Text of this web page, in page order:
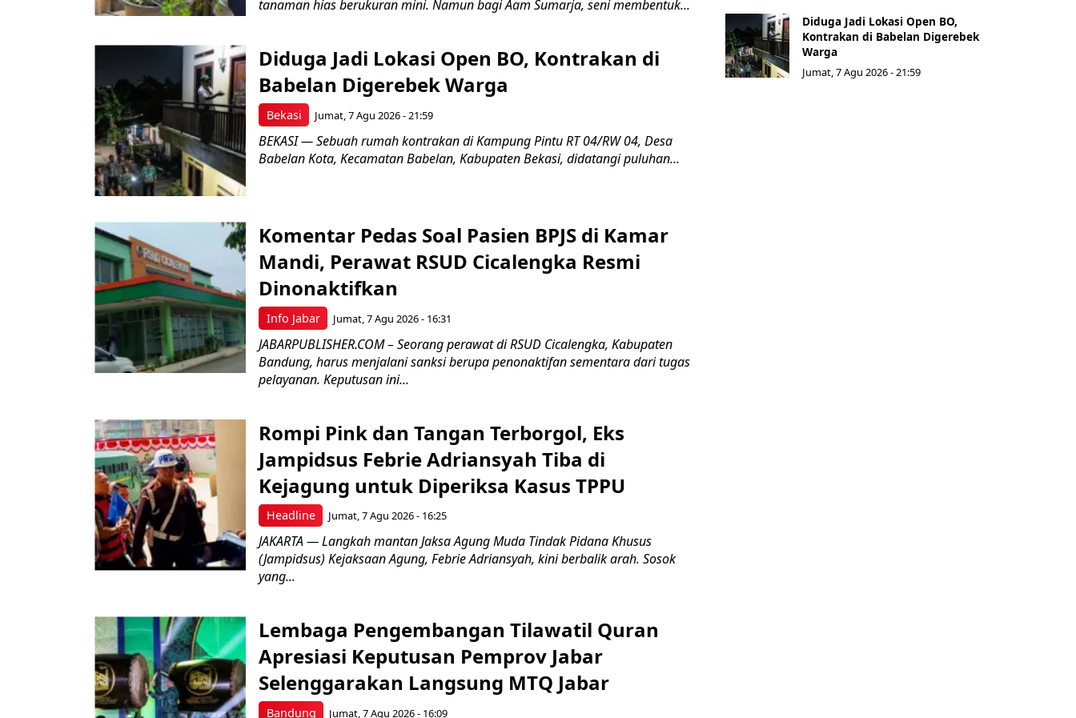
tanaman hias berukuran mini. Namun bagi Aam Sumarja, seni membentuk...
Bekasi
Diduga Jadi Lokasi Open BO, Kontrakan di
Babelan Digerebek Warga
Jumat, 7 Agu 2026 - 21:59
BEKASI — Sebuah rumah kontrakan di Kampung Pintu RT 04/RW 04, Desa
Babelan Kota, Kecamatan Babelan, Kabupaten Bekasi, didatangi puluhan...
Info Jabar
Komentar Pedas Soal Pasien BPJS di Kamar
Mandi, Perawat RSUD Cicalengka Resmi
Dinonaktifkan
Jumat, 7 Agu 2026 - 16:31
JABARPUBLISHER.COM – Seorang perawat di RSUD Cicalengka, Kabupaten
Bandung, harus menjalani sanksi berupa penonaktifan sementara dari tugas
pelayanan. Keputusan ini...
Headline
Rompi Pink dan Tangan Terborgol, Eks
Jampidsus Febrie Adriansyah Tiba di
Kejagung untuk Diperiksa Kasus TPPU
Jumat, 7 Agu 2026 - 16:25
JAKARTA — Langkah mantan Jaksa Agung Muda Tindak Pidana Khusus
(Jampidsus) Kejaksaan Agung, Febrie Adriansyah, kini berbalik arah. Sosok
yang...
Bandung
Lembaga Pengembangan Tilawatil Quran
Apresiasi Keputusan Pemprov Jabar
Selenggarakan Langsung MTQ Jabar
Jumat, 7 Agu 2026 - 16:09
Diduga Jadi Lokasi Open BO,
Kontrakan di Babelan Digerebek
Warga
Jumat, 7 Agu 2026 - 21:59